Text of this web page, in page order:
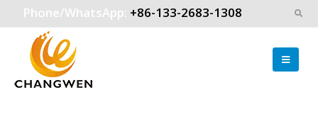
Phone/WhatsApp: +86-133-2683-1308